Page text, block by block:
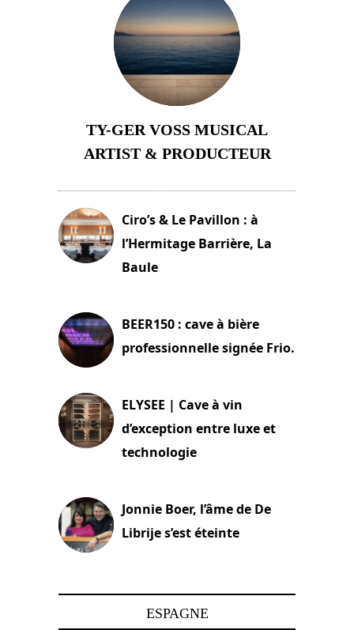
TY-GER VOSS MUSICAL
ARTIST & PRODUCTEUR
Ciro’s & Le Pavillon : à
l’Hermitage Barrière, La
Baule
BEER150 : cave à bière
professionnelle signée Frio.
ELYSEE | Cave à vin
d’exception entre luxe et
technologie
Jonnie Boer, l’âme de De
Librije s’est éteinte
ESPAGNE